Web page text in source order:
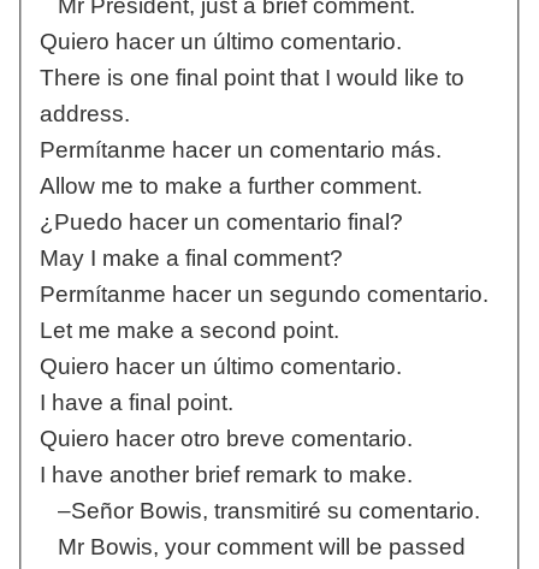
Mr President, just a brief comment.
Quiero hacer un último comentario.
There is one final point that I would like to
address.
Permítanme hacer un comentario más.
Allow me to make a further comment.
¿Puedo hacer un comentario final?
May I make a final comment?
Permítanme hacer un segundo comentario.
Let me make a second point.
Quiero hacer un último comentario.
I have a final point.
Quiero hacer otro breve comentario.
I have another brief remark to make.
–Señor Bowis, transmitiré su comentario.
Mr Bowis, your comment will be passed